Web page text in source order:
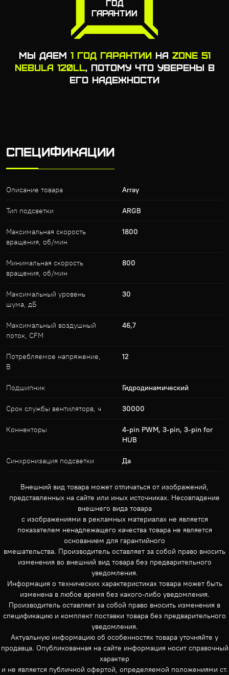
ГОД
ГАРАНТИИ
МЫ ДАЕМ 1 ГОД ГАРАНТИИНА ZONE 51
NEBULA 120LL, ПОТОМУ ЧТО УВЕРЕНЫ В
ЕГО НАДЕЖНОСТИ
СПЕЦИФИКАЦИИ
Описание товара Array
Тип подсветки ARGB
Максимальная скорость
вращения, об/мин
1800
Минимальная скорость
вращения, об/мин
800
Максимальный уровень
шума, дБ
30
Максимальный воздушный
поток, CFM
46,7
Потребляемое напряжение,
В
12
Подшипник Гидродинамический
Срок службы вентиляторв, ч 30000
Коннекторы
4-pin PWM, 3-pin, 3-pin for
HUB
Синхронизация подсветки Да
Внешний вид товара может отличаться от изображений,
представленных на сайте или иных источниках. Несовпадение
внешнего вида товара
с изображениями в рекламных материалах не является
показателем ненадлежащего качества товара не является
основанием для гарантийного
вмешательства. Производитель оставляет за собой право вносить
изменения во внешний вид товара без предварительного
уведомления.
Информация о технических характеристиках товара может быть
изменена в любое время без какого-либо уведомления.
Производитель оставляет за собой право вносить изменения в
спецификацию и комплект поставки товара без предварительного
уведомления.
Актуальную информацию об особенностях товара уточняйте у
продавца. Опубликованная на сайте информация носит справочный
характер
и не является публичной офертой, определяемой положениями ст.